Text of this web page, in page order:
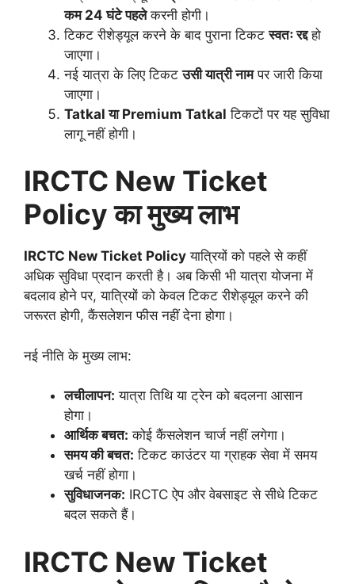
कम 24 घंटे पहलेकरनी होगी।
टिकट रीशेड्यूल करने के बाद पुराना टिकटस्वतः रद्दहो
जाएगा।
नई यात्रा के लिए टिकटउसी यात्री नामपर जारी किया
जाएगा।
Tatkal या Premium Tatkal टिकटों पर यह सुविधा
लागू नहीं होगी।
IRCTC New Ticket
Policy का मुख्य लाभ
IRCTC New Ticket Policy यात्रियों को पहले से कहीं
अधिक सुविधा प्रदान करती है। अब किसी भी यात्रा योजना में
बदलाव होने पर, यात्रियों को केवल टिकट रीशेड्यूल करने की
जरूरत होगी, कैंसलेशन फीस नहीं देना होगा।
नई नीति के मुख्य लाभ:
लचीलापन: यात्रा तिथि या ट्रेन को बदलना आसान
होगा।
आर्थिक बचत: कोई कैंसलेशन चार्ज नहीं लगेगा।
समय की बचत: टिकट काउंटर या ग्राहक सेवा में समय
खर्च नहीं होगा।
सुविधाजनक: IRCTC ऐप और वेबसाइट से सीधे टिकट
बदल सकते हैं।
IRCTC New Ticket